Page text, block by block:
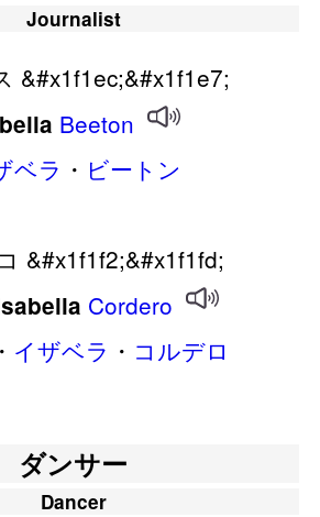
Journalist
&#x1f1ec;&#x1f1e7;
Beeton
ベラ ・ ビートン
&#x1f1f2;&#x1f1fd;
Cordero
・ イザベラ ・ コルデロ
ダンサー
Dancer